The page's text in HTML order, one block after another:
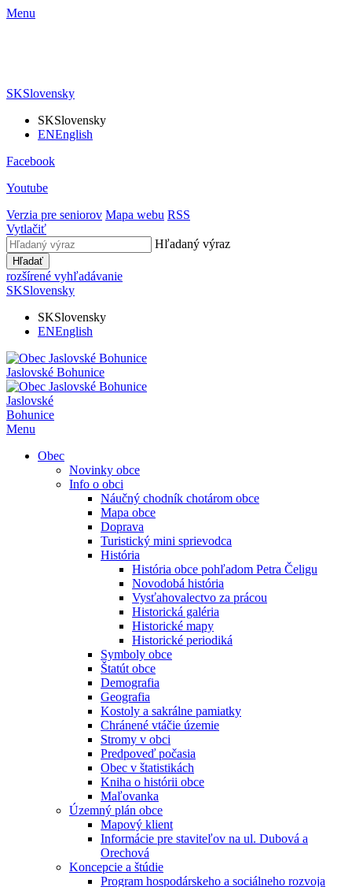
Menu
SKSlovensky
SKSlovensky
ENEnglish
Facebook
Youtube
Verzia pre seniorov Mapa webu RSS
Vytlačiť
Hľadaný výraz
Hľadať
rozšírené vyhľadávanie
SKSlovensky
SKSlovensky
ENEnglish
Jaslovské Bohunice
Jaslovské
Bohunice
Menu
Obec
Novinky obce
Info o obci
Náučný chodník chotárom obce
Mapa obce
Doprava
Turistický mini sprievodca
História
História obce pohľadom Petra Čeligu
Novodobá história
Vysťahovalectvo za prácou
Historická galéria
Historické mapy
Historické periodiká
Symboly obce
Štatút obce
Demografia
Geografia
Kostoly a sakrálne pamiatky
Chránené vtáčie územie
Stromy v obci
Predpoveď počasia
Obec v štatistikách
Kniha o histórii obce
Maľovanka
Územný plán obce
Mapový klient
Informácie pre staviteľov na ul. Dubová a
Orechová
Koncepcie a štúdie
Program hospodárskeho a sociálneho rozvoja